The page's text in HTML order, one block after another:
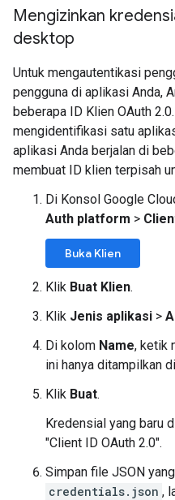
Mengizinkan
desktop
Untuk mengautentikasi
pengguna di aplikasi Anda,
beberapa ID Klien OAuth
mengidentifikasi satu
aplikasi Anda berjalan di
membuat ID klien terpisah
Di Konsol Google
Auth platform >
Buka Klien
Klik Buat Klien.
Klik Jenis aplikasi >
Di kolom Name, ketik
ini hanya ditampilkan
Klik Buat.
Kredensial yang baru
"Client ID OAuth 2.0".
Simpan file JSON
credentials.json ,